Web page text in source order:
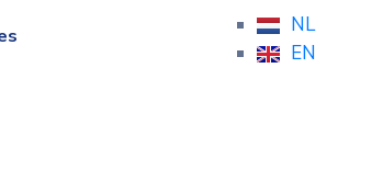
NL
EN